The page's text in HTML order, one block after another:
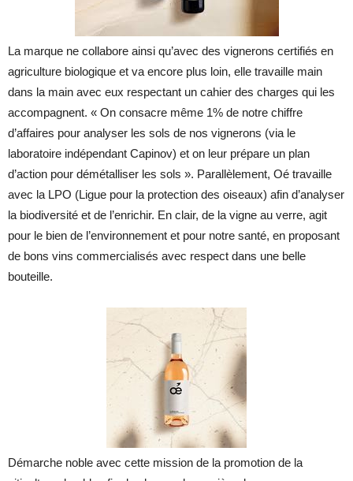
La marque ne collabore ainsi qu’avec des vignerons certifiés en
agriculture biologique et va encore plus loin, elle travaille main
dans la main avec eux respectant un cahier des charges qui les
accompagnent. « On consacre même 1% de notre chiffre
d’affaires pour analyser les sols de nos vignerons (via le
laboratoire indépendant Capinov) et on leur prépare un plan
d’action pour démétalliser les sols ». Parallèlement, Oé travaille
avec la LPO (Ligue pour la protection des oiseaux) afin d’analyser
la biodiversité et de l’enrichir. En clair, de la vigne au verre, agit
pour le bien de l’environnement et pour notre santé, en proposant
de bons vins commercialisés avec respect dans une belle
bouteille.
Démarche noble avec cette mission de la promotion de la